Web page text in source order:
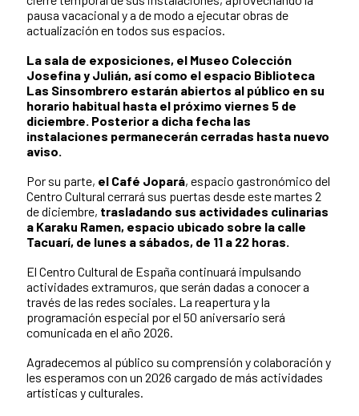
pausa vacacional y a de modo a ejecutar obras de
actualización en todos sus espacios.
La sala de exposiciones, el Museo Colección
Josefina y Julián, así como el espacio Biblioteca
Las Sinsombrero estarán abiertos al público en su
horario habitual hasta el próximo viernes 5 de
diciembre. Posterior a dicha fecha las
instalaciones permanecerán cerradas hasta nuevo
aviso.
Por su parte, el Café Jopará, espacio gastronómico del
Centro Cultural cerrará sus puertas desde este martes 2
de diciembre, trasladando sus actividades culinarias
a Karaku Ramen, espacio ubicado sobre la calle
Tacuarí, de lunes a sábados, de 11 a 22 horas.
El Centro Cultural de España continuará impulsando
actividades extramuros, que serán dadas a conocer a
través de las redes sociales. La reapertura y la
programación especial por el 50 aniversario será
comunicada en el año 2026.
Agradecemos al público su comprensión y colaboración y
les esperamos con un 2026 cargado de más actividades
artísticas y culturales.